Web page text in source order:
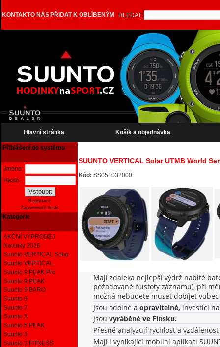
KONTAKTO NÁS PŘIDAT K OBLÍBENÝM HLEDAT:
Hlavní stránka Košík a objednávka
Přihlášení do systému
Jméno:
Heslo:
Registrace
Zapomenuté heslo
Kategorie
AKČNÍ VÝPRODEJ
Novinky 2026
Suunto VERTICAL Solar
Suunto VERTICAL
Suunto 9 PEAK Pro
Suunto 9 PEAK
Suunto 9 BARO
Suunto 9
Suunto 7
Suunto 5
Suunto 5 PEAK
Suunto 3
Suunto 3 FITNESS
SUUNTO VERTICAL Solar UTMB World
Kód: SS051032000
Mají zdaleka nejlepší výdrž nabité
požadované hustoty záznamu), při
možná nebudete muset dobíjet
Jsou odolné a opravitelné, investicí
Jsou vyráběné ve Finsku.
Přesně analyzují rychlost a vzdálenost
Mají i vynikající mobilní aplikaci